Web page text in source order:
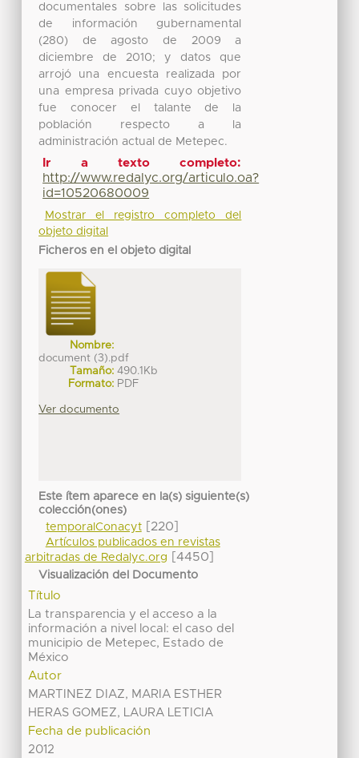
documentales sobre las solicitudes
de información gubernamental
(280) de agosto de 2009 a
diciembre de 2010; y datos que
arrojó una encuesta realizada por
una empresa privada cuyo objetivo
fue conocer el talante de la
población respecto a la
administración actual de Metepec.
Ir a texto completo:
http://www.redalyc.org/articulo.oa?
id=10520680009
Mostrar el registro completo del
objeto digital
Ficheros en el objeto digital
Nombre:
document (3).pdf
Tamaño: 490.1Kb
Formato: PDF
Ver documento
Este ítem aparece en la(s) siguiente(s)
colección(ones)
temporalConacyt[220]
Artículos publicados en revistas
arbitradas de Redalyc.org
[4450]
Visualización del Documento
Título
La transparencia y el acceso a la
información a nivel local: el caso del
municipio de Metepec, Estado de
México
Autor
MARTINEZ DIAZ, MARIA ESTHER
HERAS GOMEZ, LAURA LETICIA
Fecha de publicación
2012